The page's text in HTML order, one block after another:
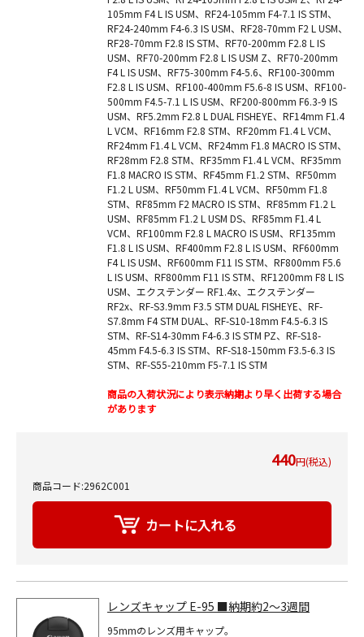
105mm F4 L IS USM、RF24-105mm F4-7.1 IS STM、
RF24-240mm F4-6.3 IS USM、RF28-70mm F2 L USM、
RF28-70mm F2.8 IS STM、RF70-200mm F2.8 L IS
USM、RF70-200mm F2.8 L IS USM Z、RF70-200mm
F4 L IS USM、RF75-300mm F4-5.6、RF100-300mm
F2.8 L IS USM、RF100-400mm F5.6-8 IS USM、RF100-
500mm F4.5-7.1 L IS USM、RF200-800mm F6.3-9 IS
USM、RF5.2mm F2.8 L DUAL FISHEYE、RF14mm F1.4
L VCM、RF16mm F2.8 STM、RF20mm F1.4 L VCM、
RF24mm F1.4 L VCM、RF24mm F1.8 MACRO IS STM、
RF28mm F2.8 STM、RF35mm F1.4 L VCM、RF35mm
F1.8 MACRO IS STM、RF45mm F1.2 STM、RF50mm
F1.2 L USM、RF50mm F1.4 L VCM、RF50mm F1.8
STM、RF85mm F2 MACRO IS STM、RF85mm F1.2 L
USM、RF85mm F1.2 L USM DS、RF85mm F1.4 L
VCM、RF100mm F2.8 L MACRO IS USM、RF135mm
F1.8 L IS USM、RF400mm F2.8 L IS USM、RF600mm
F4 L IS USM、RF600mm F11 IS STM、RF800mm F5.6
L IS USM、RF800mm F11 IS STM、RF1200mm F8 L IS
USM、エクステンダー RF1.4x、エクステンダー
RF2x、RF-S3.9mm F3.5 STM DUAL FISHEYE、RF-
S7.8mm F4 STM DUAL、RF-S10-18mm F4.5-6.3 IS
STM、RF-S14-30mm F4-6.3 IS STM PZ、RF-S18-
45mm F4.5-6.3 IS STM、RF-S18-150mm F3.5-6.3 IS
STM、RF-S55-210mm F5-7.1 IS STM
商品の入荷状況により表示納期より早く出荷する場合
があります
440円(税込)
商品コード:2962C001
レンズキャップ E-95 ■納期約2～3週間
95mmのレンズ用キャップ。